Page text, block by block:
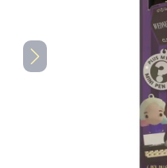
Dostava i plaćanje
TV serija proizvodi